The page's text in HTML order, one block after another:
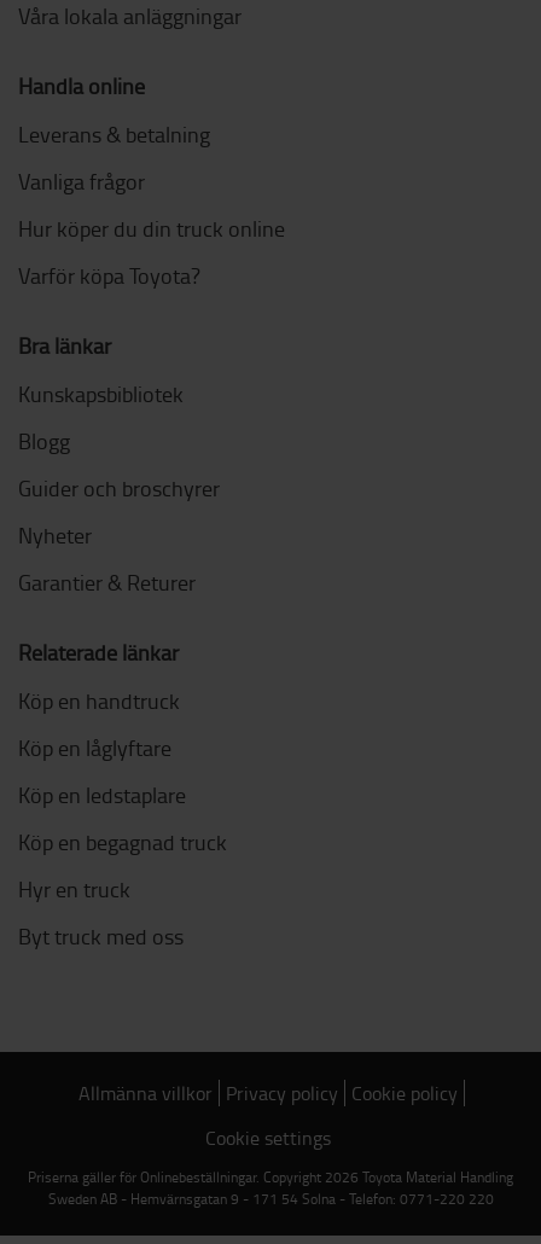
Våra lokala anläggningar
Handla online
Leverans & betalning
Vanliga frågor
Hur köper du din truck online
Varför köpa Toyota?
Bra länkar
Kunskapsbibliotek
Blogg
Guider och broschyrer
Nyheter
Garantier & Returer
Relaterade länkar
Köp en handtruck
Köp en låglyftare
Köp en ledstaplare
Köp en begagnad truck
Hyr en truck
Byt truck med oss
Allmänna villkor Privacy policy Cookie policy
Cookie settings
Priserna gäller för Onlinebeställningar. Copyright 2026 Toyota Material Handling
Sweden AB - Hemvärnsgatan 9 - 171 54 Solna - Telefon: 0771-220 220